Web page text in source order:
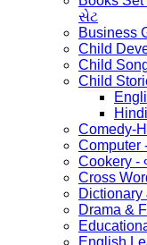
સેટ
Business
Child
Child
Child
Comedy-
Computer
Cookery -
Cross
Dictionary
Drama &
English